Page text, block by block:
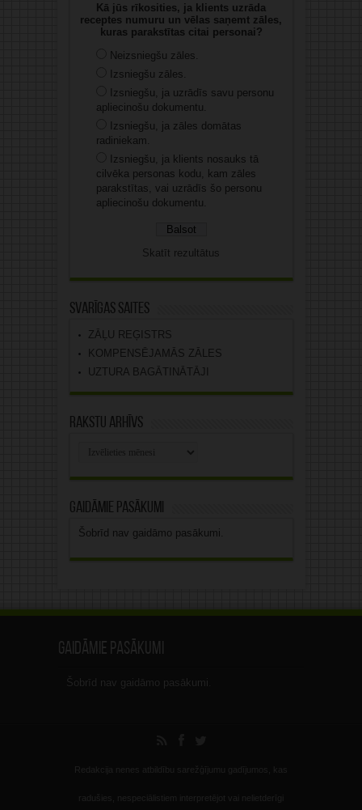
Kā jūs rīkosities, ja klients uzrāda
receptes numuru un vēlas saņemt zāles,
kuras parakstītas citai personai?
Neizsniegšu zāles.
Izsniegšu zāles.
Izsniegšu, ja uzrādīs savu personu
apliecinošu dokumentu.
Izsniegšu, ja zāles domātas
radiniekam.
Izsniegšu, ja klients nosauks tā
cilvēka personas kodu, kam zāles
parakstītas, vai uzrādīs šo personu
apliecinošu dokumentu.
Skatīt rezultātus
Svarīgas saites
ZĀĻU REĢISTRS
KOMPENSĒJAMĀS ZĀLES
UZTURA BAGĀTINĀTĀJI
Rakstu arhīvs
Gaidāmie pasākumi
Šobrīd nav gaidāmo pasākumi.
Gaidāmie pasākumi
Šobrīd nav gaidāmo pasākumi.
Redakcija nenes atbildību sarežģījumu gadījumos, kas